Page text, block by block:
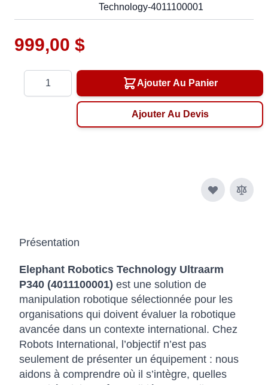
Technology-4011100001
999,00 $
Ajouter Au Panier
Ajouter Au Devis
Présentation
Elephant Robotics Technology Ultraarm
P340 (4011100001) est une solution de
manipulation robotique sélectionnée pour les
organisations qui doivent évaluer la robotique
avancée dans un contexte international. Chez
Robots International, l’objectif n’est pas
seulement de présenter un équipement : nous
aidons à comprendre où il s’intègre, quelles